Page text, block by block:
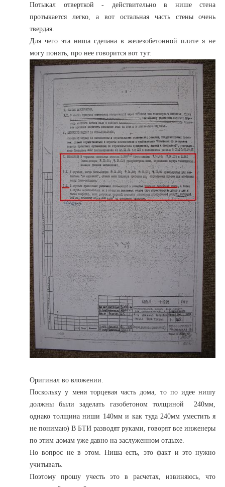
Потыкал отверткой - действительно в нише стена
протыкается легко, а вот остальная часть стены очень
твердая.
Для чего эта ниша сделана в железобетонной плите я не
могу понять, про нее говорится вот тут:
Оригинал во вложении.
Поскольку у меня торцевая часть дома, то по идее нишу
должны были заделать газобетоном толщиной 240мм,
однако толщина ниши 140мм и как туда 240мм уместить я
не понимаю) В БТИ разводят руками, говорят все инженеры
по этим домам уже давно на заслуженном отдыхе.
Но вопрос не в этом. Ниша есть, это факт и это нужно
учитывать.
Поэтому прошу учесть это в расчетах, извиняюсь, что